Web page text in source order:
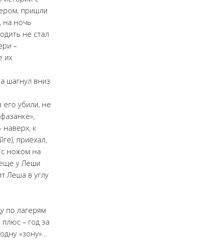
пришли
на ночь
не стал
–
их
шагнул вниз
его убили, не
наверх, к
приехал,
с ножом на
у Леши
Леша в углу
по лагерям
– год за
«зону»…